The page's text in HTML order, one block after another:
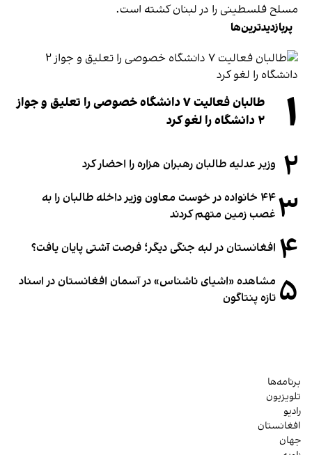
مسلح فلسطینی را در لبنان کشته است.
پربازدیدترین‌ها
۱
طالبان فعالیت ۷ دانشگاه خصوصی را تعلیق و جواز
۲ دانشگاه را لغو کرد
۲ وزیر عدلیه طالبان رهبران هزاره را احضار کرد
۳
۴۴ خانواده در خوست معاون وزیر داخله طالبان را به
غصب زمین متهم کردند
۴ افغانستان در لبه جنگی دیگر؛ فرصت آشتی پایان یافت؟
۵ مشاهده «اشیای ناشناس» در آسمان افغانستان در اسناد
تازه پنتاگون
برنامه‌ها
تلویزیون
رادیو
افغانستان
جهان